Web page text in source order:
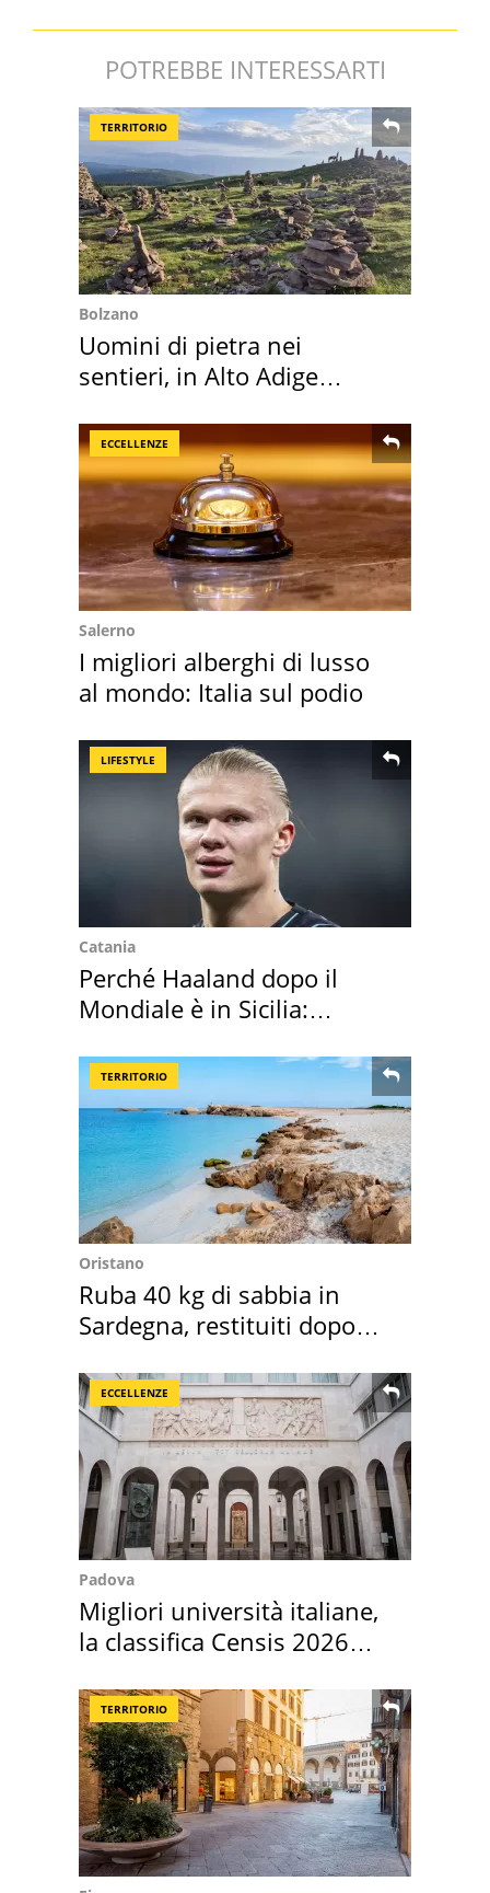
POTREBBE INTERESSARTI
TERRITORIO
Bolzano
Uomini di pietra nei
sentieri, in Alto Adige
ECCELLENZE
Salerno
I migliori alberghi di lusso
al mondo: Italia sul podio
LIFESTYLE
Catania
Perché Haaland dopo il
Mondiale è in Sicilia:
TERRITORIO
Oristano
Ruba 40 kg di sabbia in
Sardegna, restituiti dopo
ECCELLENZE
Padova
Migliori università italiane,
la classifica Censis 2026
TERRITORIO